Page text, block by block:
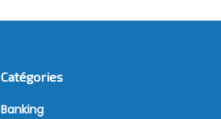
Catégories
Banking